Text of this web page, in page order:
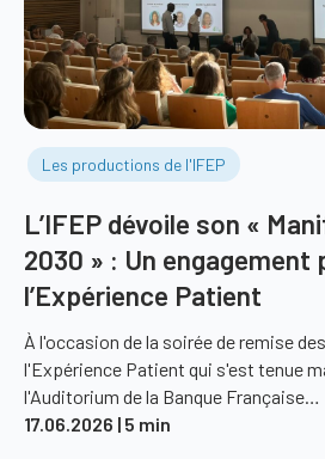
Les productions de l'IFEP
L’IFEP dévoile son «
2030 » : Un engagement
l’Expérience Patient
À l'occasion de la soirée de remise
l'Expérience Patient qui s'est tenue
l'Auditorium de la Banque Française…
17.06.2026 | 5 min